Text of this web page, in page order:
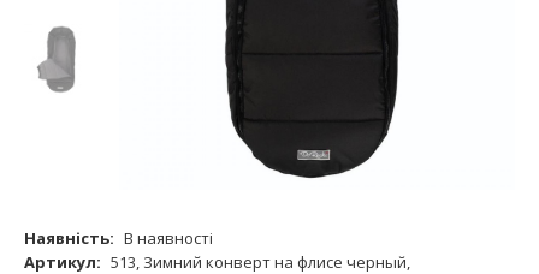
Наявність: В наявності
Артикул: 513, Зимний конверт на флисе черный,